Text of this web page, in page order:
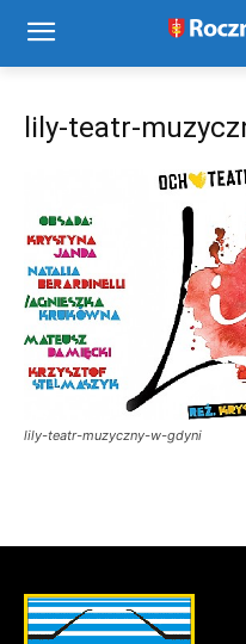
lily-teatr-
lily-teatr-muzyczny-w-gdyni